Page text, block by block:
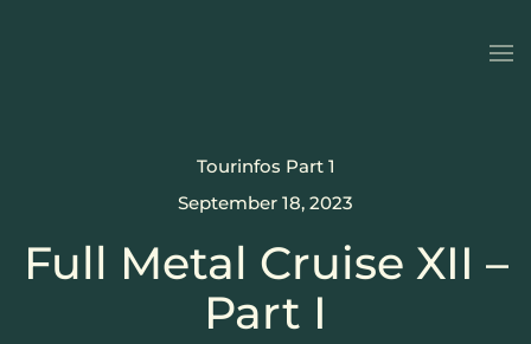
Tourinfos Part 1
September 18, 2023
Full Metal Cruise XII –
Part I